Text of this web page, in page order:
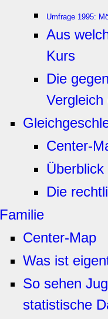
Umfrage 1995:
Aus
Kurs
Die
Center-
Überblick
Die
Familie
Center-Map
Was ist
So sehen
statistische